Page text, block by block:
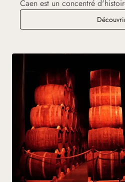
Caen est un concentré